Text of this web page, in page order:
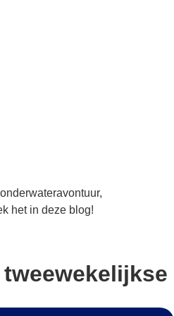
het in deze blog!